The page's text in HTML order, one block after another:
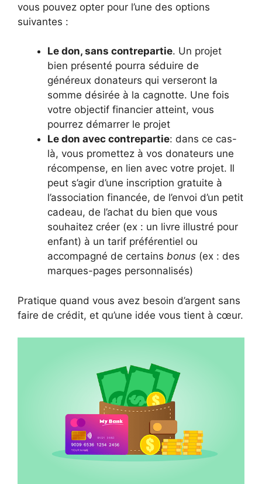
vous pouvez opter pour l’une des options
suivantes :
Le don, sans contrepartie. Un projet
bien présenté pourra séduire de
généreux donateurs qui verseront la
somme désirée à la cagnotte. Une fois
votre objectif financier atteint, vous
pourrez démarrer le projet
Le don avec contrepartie: dans ce cas-
là, vous promettez à vos donateurs une
récompense, en lien avec votre projet. Il
peut s’agir d’une inscription gratuite à
l’association financée, de l’envoi d’un petit
cadeau, de l’achat du bien que vous
souhaitez créer (ex : un livre illustré pour
enfant) à un tarif préférentiel ou
accompagné de certains bonus (ex : des
marques-pages personnalisés)
Pratique quand vous avez besoin d’argent sans
faire de crédit, et qu’une idée vous tient à cœur.